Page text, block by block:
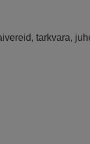
tarkvara,